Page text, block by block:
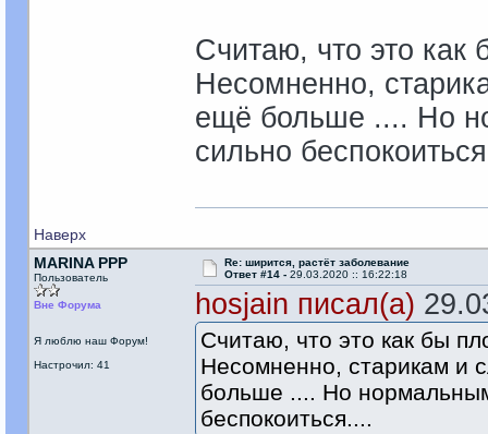
Считаю, что это как
Несомненно,
ещё больше .... Но
сильно
Наверх
MARINA PPP
Пользователь
Вне Форума
Я люблю наш Форум!
Настрочил: 41
Re: ширится, растёт заболевание
Ответ #14 - 29.03.2020 :: 16:22:18
hosjain писал(а)
Считаю, что это как бы
Несомненно, старикам и
больше .... Но
беспокоиться....